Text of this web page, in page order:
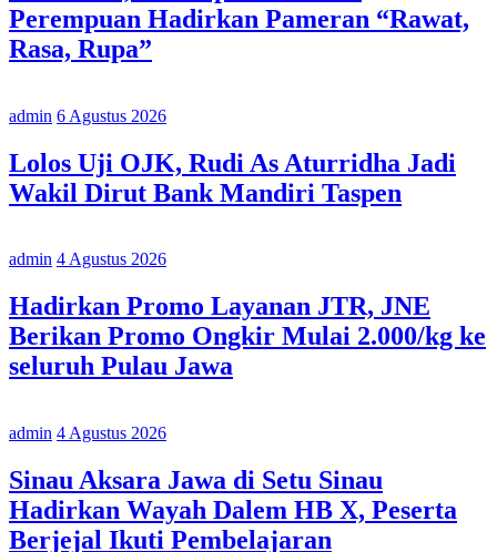
Perempuan Hadirkan Pameran “Rawat,
Rasa, Rupa”
admin 6 Agustus 2026
Lolos Uji OJK, Rudi As Aturridha Jadi
Wakil Dirut Bank Mandiri Taspen
admin 4 Agustus 2026
Hadirkan Promo Layanan JTR, JNE
Berikan Promo Ongkir Mulai 2.000/kg ke
seluruh Pulau Jawa
admin 4 Agustus 2026
Sinau Aksara Jawa di Setu Sinau
Hadirkan Wayah Dalem HB X, Peserta
Berjejal Ikuti Pembelajaran